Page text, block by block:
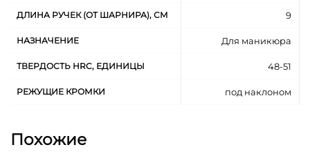
ДЛИНА РУЧЕК (ОТ ШАРНИРА), СМ 9
НАЗНАЧЕНИЕ Для маникюра
ТВЕРДОСТЬ HRC, ЕДИНИЦЫ 48-51
РЕЖУЩИЕ КРОМКИ под наклоном
Похожие